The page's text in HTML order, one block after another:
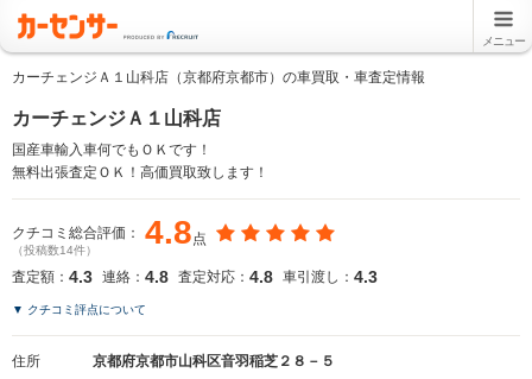
メニュー
カーチェンジＡ１山科店（京都府京都市）の車買取・車査定情報
カーチェンジＡ１山科店
国産車輸入車何でもＯＫです！
無料出張査定ＯＫ！高価買取致します！
クチコミ総合評価： 4.8点
（投稿数14件）
査定額： 4.3 連絡： 4.8 査定対応： 4.8 車引渡し： 4.3
▼ クチコミ評点について
住所
京都府京都市山科区音羽稲芝２８－５